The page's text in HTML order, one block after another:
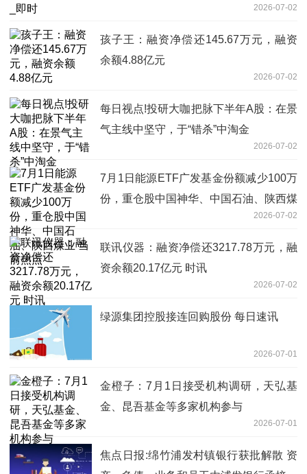
2026-07-02
孩子王：融资净偿还145.67万元，融资
余额4.88亿元
2026-07-02
每日视点!投研大咖把脉下半年A股：在景
气主线中坚守，于“错杀”中淘金
2026-07-02
7月1日能源ETF广发基金份额减少100万
份，重仓股中国神华、中国石油、陕西煤
2026-07-02
联讯仪器：融资净偿还3217.78万元，融
资余额20.17亿元 时讯
2026-07-02
绿源集团控股接连回购股份 每日速讯
2026-07-01
金橙子：7月1日接受机构调研，天弘基
金、昆吾基金等多家机构参与
2026-07-01
焦点日报:绵竹浦发村镇银行获批解散 资